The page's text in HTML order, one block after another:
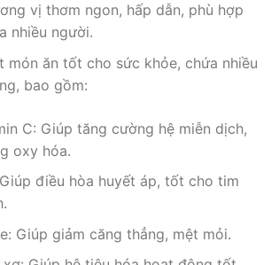
vị thơm ngon, hấp dẫn, phù hợp
nhiều người.
món ăn tốt cho sức khỏe, chứa nhiều
bao gồm:
C: Giúp tăng cường hệ miễn dịch,
oxy hóa.
điều hòa huyết áp, tốt cho tim
Giúp giảm căng thẳng, mệt mỏi.